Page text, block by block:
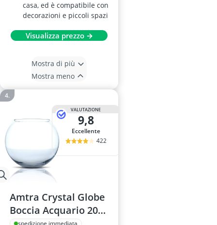
casa, ed è compatibile con
decorazioni e piccoli spazi
Visualizza prezzo →
Mostra di più
Mostra meno
VALUTAZIONE
9,8
Eccellente
422
Amtra Crystal Globe
Boccia Acquario 20
spedizione immediata